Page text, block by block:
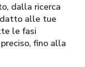
dalla ricerca
alle tue
le fasi
fino alla